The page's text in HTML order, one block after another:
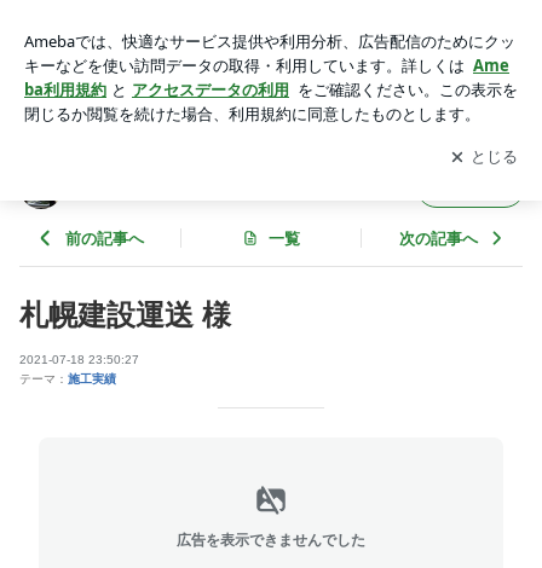
アプリをダウンロードして ブログの更新通知
を受け取りまし
ょう。
開く
前の記事へ 一覧 次の記事へ
札幌建設運送 様
2021-07-18 23:50:27
テーマ： 施工実績
広告を表示できませんでした